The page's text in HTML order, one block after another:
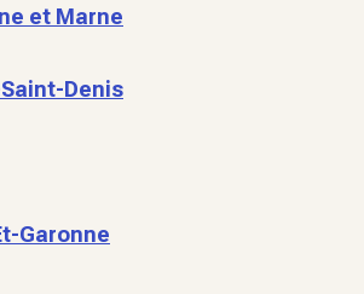
et Marne
Denis
Garonne